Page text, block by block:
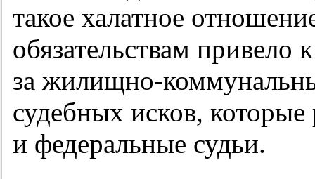
такое халатное
обязательствам
за жилищно-
судебных исков,
и федеральные судьи.